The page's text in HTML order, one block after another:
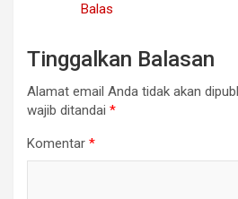
Balas
Tinggalkan Balasan
Alamat email Anda tidak akan
wajib ditandai *
Komentar *